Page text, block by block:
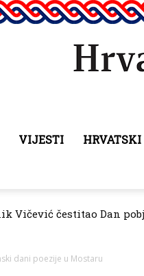
VIJESTI
Vičević čestitao Dan
zaštitu i ostvarivanje
dani poezije u Mostaru